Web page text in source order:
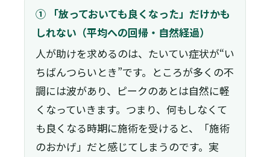
① 「放っておいても良くなった」だけかも
しれない（平均への回帰・自然経過）
人が助けを求めるのは、たいてい症状が“い
ちばんつらいとき”です。ところが多くの不
調には波があり、ピークのあとは自然に軽
くなっていきます。つまり、何もしなくて
も良くなる時期に施術を受けると、「施術
のおかげ」だと感じてしまうのです。実